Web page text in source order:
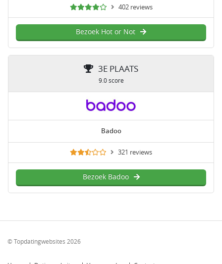
402 reviews
Bezoek Hot or Not
3E PLAATS
9.0 score
Badoo
321 reviews
Bezoek Badoo
© Topdatingwebsites 2026